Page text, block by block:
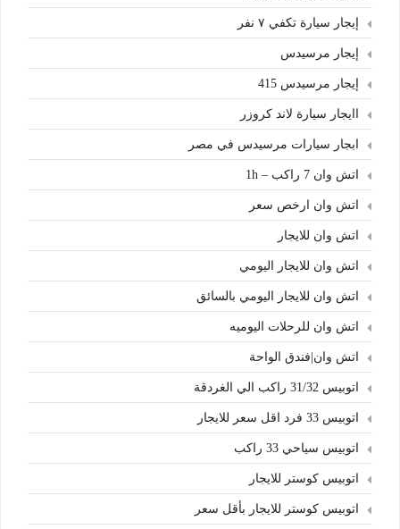
إيجار سيارة تكفي ٧ نفر
إيجار مرسيدس
إيجار مرسيدس 415
اايجار سيارة لاند كروزر
ابجار سيارات مرسيدس في مصر
اتش وان 7 راكب – 1h
اتش وان ارخص سعر
اتش وان للايجار
اتش وان للايجار اليومي
اتش وان للايجار اليومي بالسائق
اتش وان للرحلات اليوميه
اتش وان|فندق الواحة
اتوبيس 31/32 راكب الي الغردقة
اتوبيس 33 فرد اقل سعر للايجار
اتوبيس سياحي 33 راكب
اتوبيس كوستر للايجار
اتوبيس كوستر للايجار بأقل سعر